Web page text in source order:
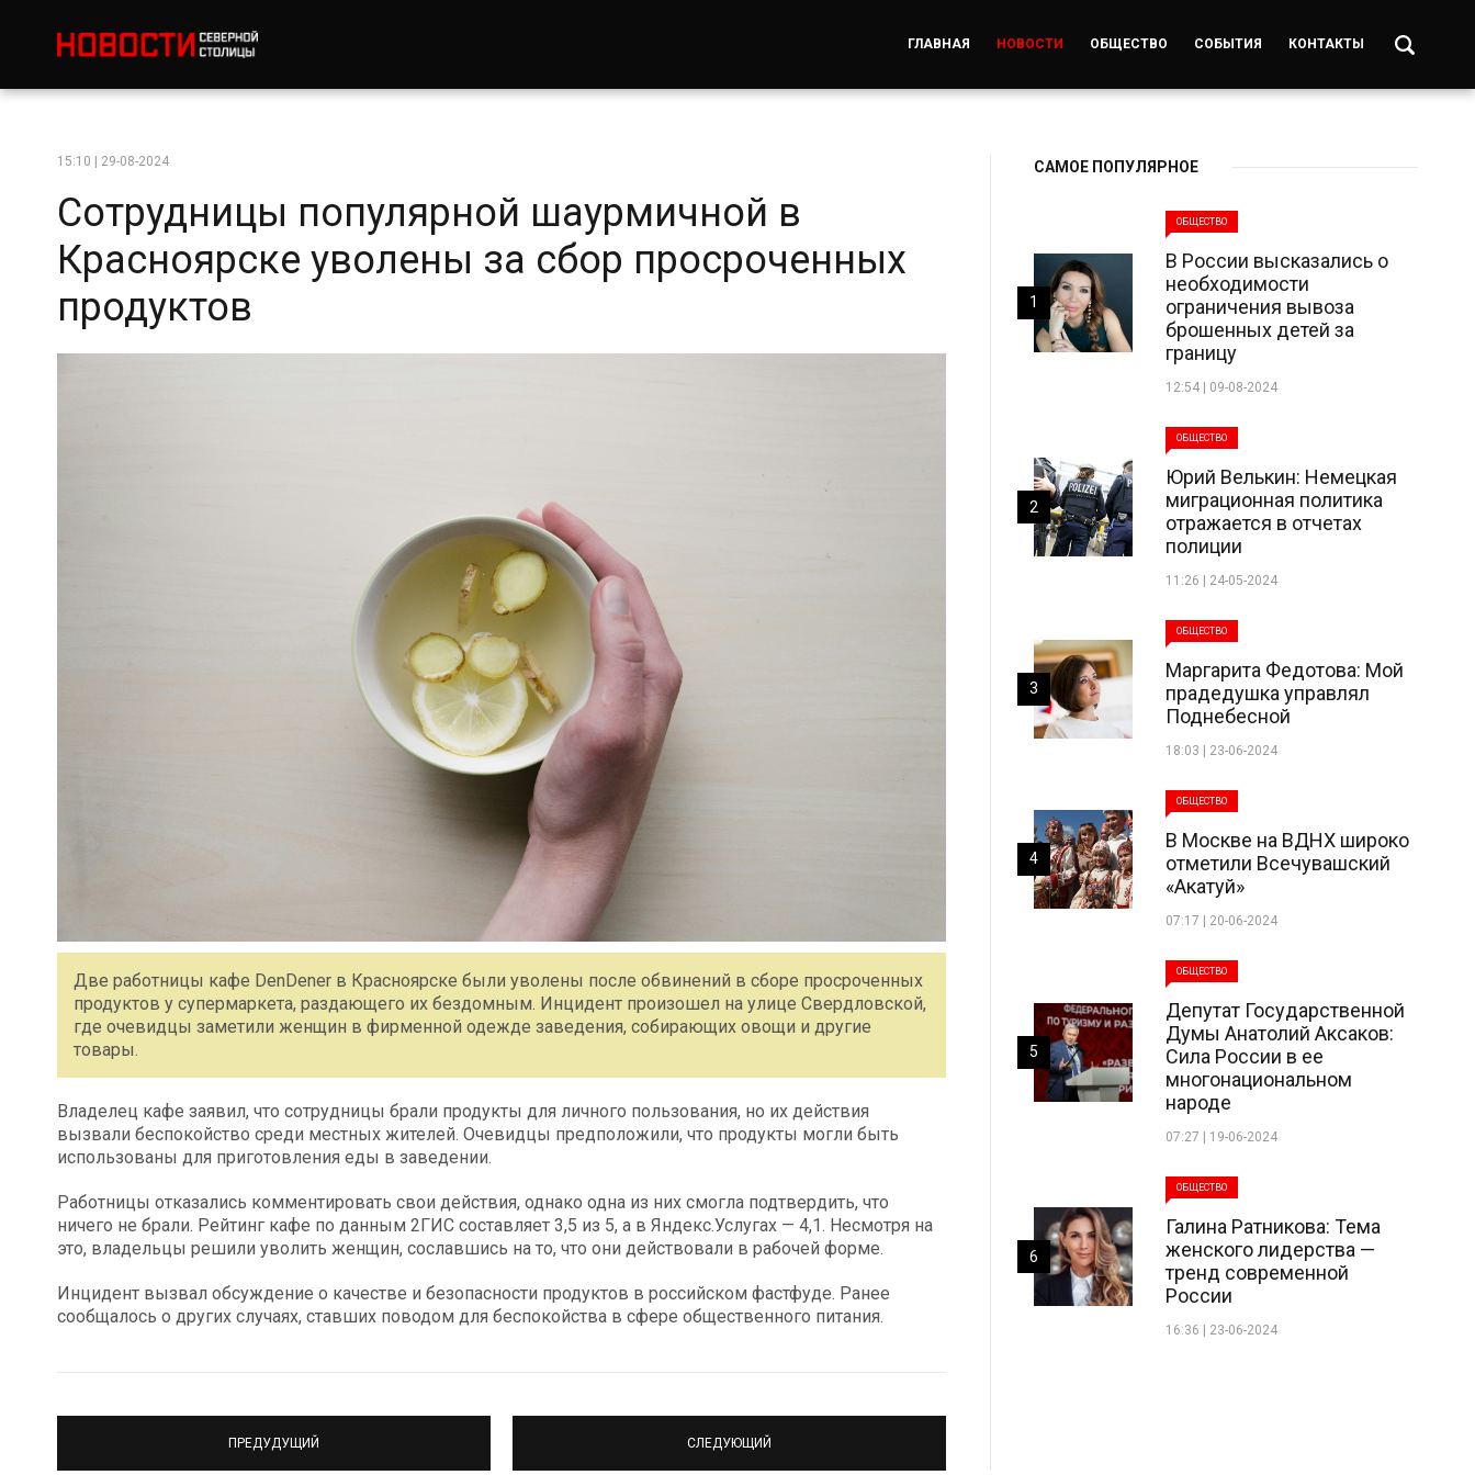
ГЛАВНАЯ НОВОСТИ ОБЩЕСТВО СОБЫТИЯ КОНТАКТЫ
15:10 | 29-08-2024
Сотрудницы популярной шаурмичной в
Красноярске уволены за сбор просроченных
продуктов
Две работницы кафе DenDener в Красноярске были уволены после обвинений в сборе просроченных
продуктов у супермаркета, раздающего их бездомным. Инцидент произошел на улице Свердловской,
где очевидцы заметили женщин в фирменной одежде заведения, собирающих овощи и другие
товары.
Владелец кафе заявил, что сотрудницы брали продукты для личного пользования, но их действия
вызвали беспокойство среди местных жителей. Очевидцы предположили, что продукты могли быть
использованы для приготовления еды в заведении.
Работницы отказались комментировать свои действия, однако одна из них смогла подтвердить, что
ничего не брали. Рейтинг кафе по данным 2ГИС составляет 3,5 из 5, а в Яндекс.Услугах — 4,1. Несмотря на
это, владельцы решили уволить женщин, сославшись на то, что они действовали в рабочей форме.
Инцидент вызвал обсуждение о качестве и безопасности продуктов в российском фастфуде. Ранее
сообщалось о других случаях, ставших поводом для беспокойства в сфере общественного питания.
ПРЕДУДУЩИЙ СЛЕДУЮЩИЙ
САМОЕ ПОПУЛЯРНОЕ
ОБЩЕСТВО
В России высказались о
необходимости
ограничения вывоза
брошенных детей за
границу
12:54 | 09-08-2024
1
ОБЩЕСТВО
Юрий Велькин: Немецкая
миграционная политика
отражается в отчетах
полиции
11:26 | 24-05-2024
2
ОБЩЕСТВО
Маргарита Федотова: Мой
прадедушка управлял
Поднебесной
18:03 | 23-06-2024
3
ОБЩЕСТВО
В Москве на ВДНХ широко
отметили Всечувашский
«Акатуй»
07:17 | 20-06-2024
4
ОБЩЕСТВО
Депутат Государственной
Думы Анатолий Аксаков:
Сила России в ее
многонациональном
народе
07:27 | 19-06-2024
5
ОБЩЕСТВО
Галина Ратникова: Тема
женского лидерства —
тренд современной
России
16:36 | 23-06-2024
6